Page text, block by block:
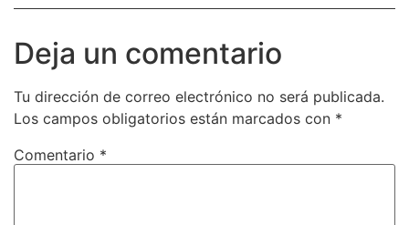
Deja un comentario
Tu dirección de correo electrónico no será publicada.
Los campos obligatorios están marcados con *
Comentario *